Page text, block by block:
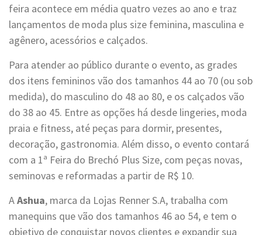
feira acontece em média quatro vezes ao ano e traz
lançamentos de moda plus size feminina, masculina e
agênero, acessórios e calçados.
Para atender ao público durante o evento, as grades
dos itens femininos vão dos tamanhos 44 ao 70 (ou sob
medida), do masculino do 48 ao 80, e os calçados vão
do 38 ao 45. Entre as opções há desde lingeries, moda
praia e fitness, até peças para dormir, presentes,
decoração, gastronomia. Além disso, o evento contará
com a 1ª Feira do Brechó Plus Size, com peças novas,
seminovas e reformadas a partir de R$ 10.
AAshua, marca da Lojas Renner S.A, trabalha com
manequins que vão dos tamanhos 46 ao 54, e tem o
objetivo de conquistar novos clientes e expandir sua